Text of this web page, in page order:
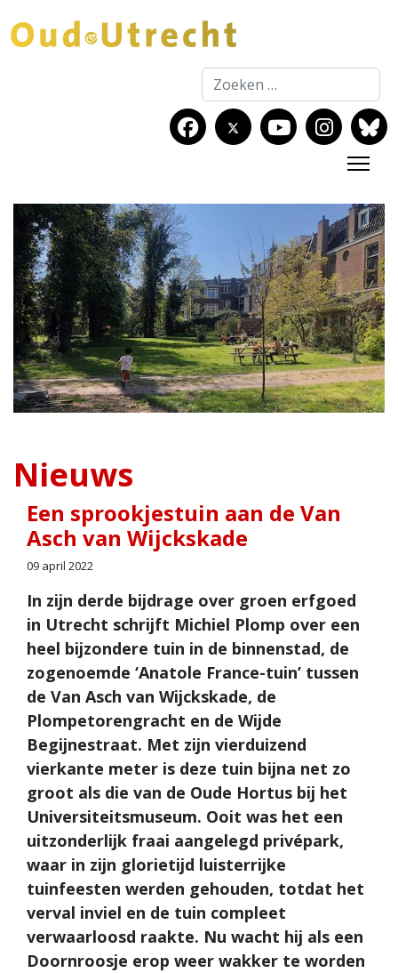
Zoeken
Nieuws
Een sprookjestuin aan de Van
Asch van Wijckskade
09 april 2022
In zijn derde bijdrage over groen erfgoed
in Utrecht schrijft Michiel Plomp over een
heel bijzondere tuin in de binnenstad, de
zogenoemde ‘Anatole France-tuin’ tussen
de Van Asch van Wijckskade, de
Plompetorengracht en de Wijde
Begijnestraat. Met zijn vierduizend
vierkante meter is deze tuin bijna net zo
groot als die van de Oude Hortus bij het
Universiteitsmuseum. Ooit was het een
uitzonderlijk fraai aangelegd privépark,
waar in zijn glorietijd luisterrijke
tuinfeesten werden gehouden, totdat het
verval inviel en de tuin compleet
verwaarloosd raakte. Nu wacht hij als een
Doornroosje erop weer wakker te worden